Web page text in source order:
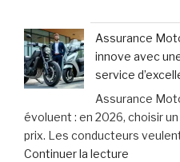
que
15
minutes
:
les
erreurs
à
éviter
Assurance
innove avec
service
Assurance
évoluent : en 2026, choisir
prix. Les conducteurs
Continuer la lecture